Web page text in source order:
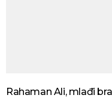
Rahaman Ali, mlađi